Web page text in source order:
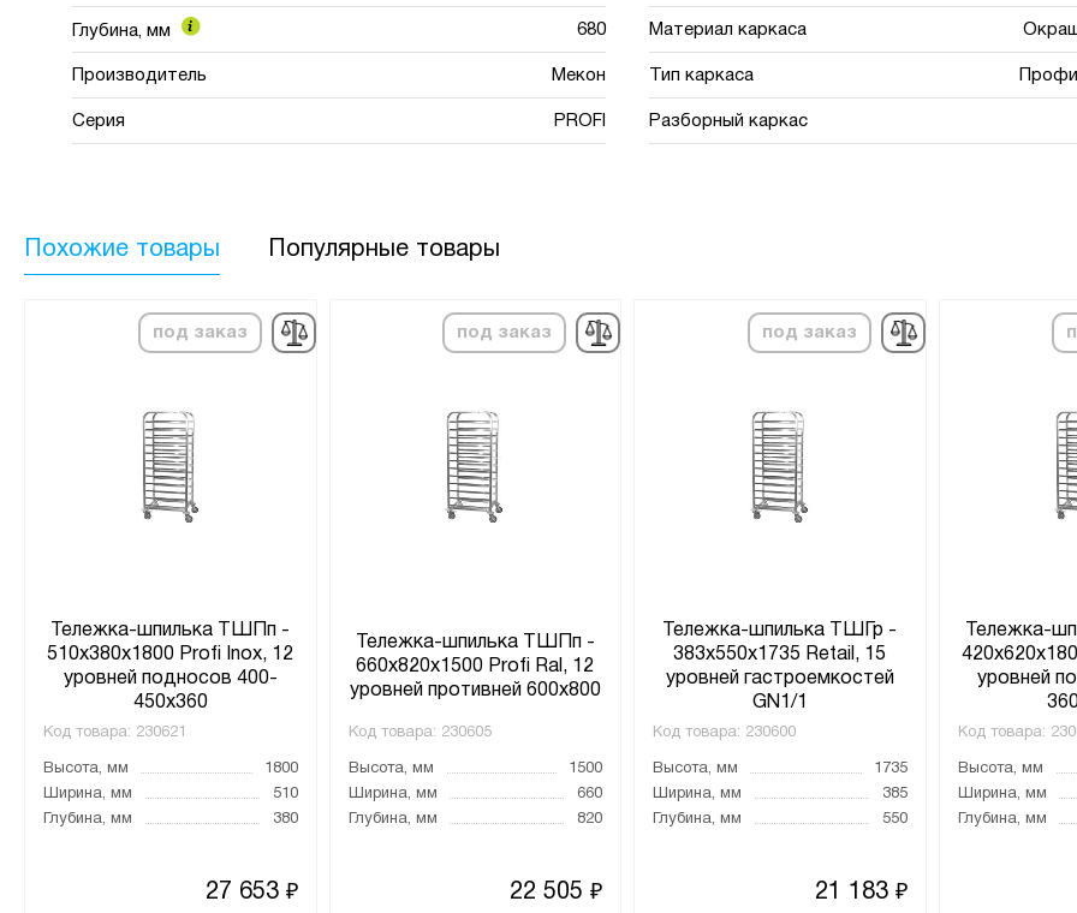
Глубина, мм 680
Производитель Мекон
Серия PROFI
Материал каркаса
Тип каркаса
Разборный каркас
Похожие товары Популярные товары
под заказ
Тележка-шпилька ТШПп -
510x380x1800 Profi Inox, 12
уровней подносов 400-
450x360
Код товара: 230621
Высота, мм
1800
Ширина, мм
510
Глубина, мм
380
27 653 ₽
под заказ
Тележка-шпилька ТШПп -
660x820x1500 Profi Ral, 12
уровней противней 600x800
Код товара: 230605
Высота, мм
1500
Ширина, мм
660
Глубина, мм
820
22 505 ₽
под заказ
Тележка-шпилька ТШГр -
383x550x1735 Retail, 15
уровней гастроемкостей
GN1/1
Код товара: 230600
Высота, мм
1735
Ширина, мм
385
Глубина, мм
550
21 183 ₽
Тележка-
уровней
Код товара:
Высота, мм
Ширина, мм
Глубина, мм